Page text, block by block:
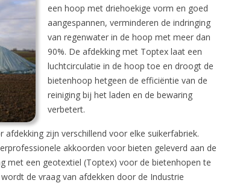
een hoop met driehoekige vorm en goed
aangespannen, verminderen de indringing
van regenwater in de hoop met meer dan
90%. De afdekking met Toptex laat een
luchtcirculatie in de hoop toe en droogt de
bietenhoop hetgeen de efficiëntie van de
reiniging bij het laden en de bewaring
verbetert.
zijn verschillend voor elke suikerfabriek.
akkoorden voor bieten geleverd aan de
met een geotextiel (Toptex) voor de bietenhopen te
de vraag van afdekken door de Industrie